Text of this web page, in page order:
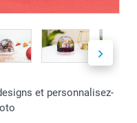
et personnalisez-